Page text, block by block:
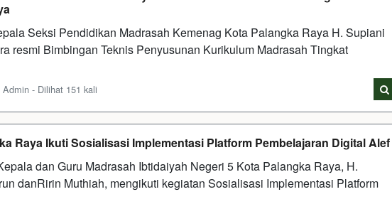
Seksi Pendidikan Madrasah Kemenag Kota Palangka Raya H. Supiani
resmi Bimbingan Teknis Penyusunan Kurikulum Madrasah Tingkat
- Dilihat 151 kali
Raya Ikuti Sosialisasi Implementasi Platform Pembelajaran Digital Alef
dan Guru Madrasah Ibtidaiyah Negeri 5 Kota Palangka Raya, H.
danRirin Muthiah, mengikuti kegiatan Sosialisasi Implementasi Platform